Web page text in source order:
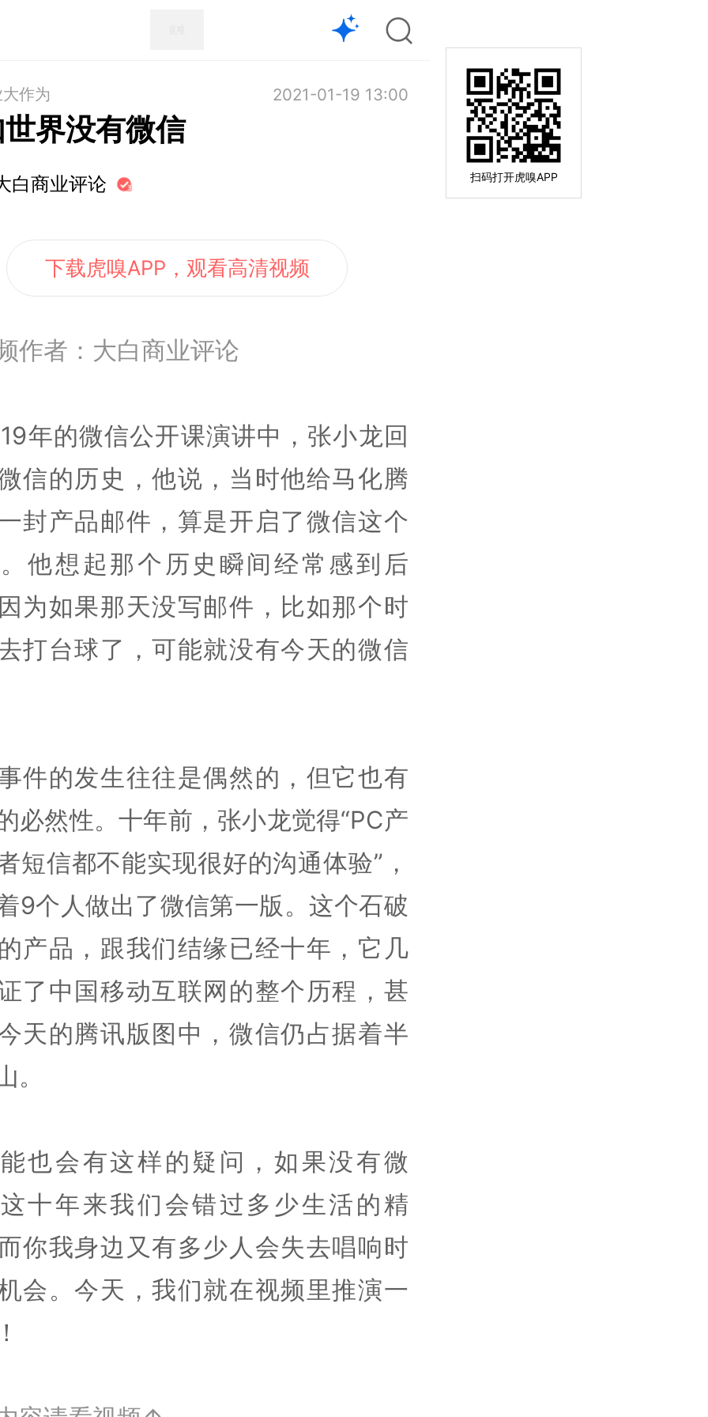
扫码打开虎嗅APP
作为 2021-01-19 13:00
界没有微信
白商业评论
下载虎嗅APP，观看高清视频
作者：大白商业评论
年的微信公开课演讲中，张小龙回
信的历史，他说，当时他给马化腾
封产品邮件，算是开启了微信这个
他想起那个历史瞬间经常感到后
为如果那天没写邮件，比如那个时
打台球了，可能就没有今天的微信
件的发生往往是偶然的，但它也有
必然性。十年前，张小龙觉得“PC产
短信都不能实现很好的沟通体验”，
9个人做出了微信第一版。这个石破
产品，跟我们结缘已经十年，它几
了中国移动互联网的整个历程，甚
天的腾讯版图中，微信仍占据着半
。
也会有这样的疑问，如果没有微
十年来我们会错过多少生活的精
你我身边又有多少人会失去唱响时
会。今天，我们就在视频里推演一